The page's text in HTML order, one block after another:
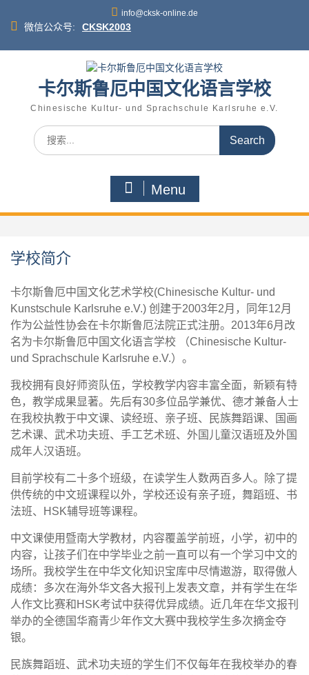
content
info@cksk-online.de
微信公众号: CKSK2003
卡尔斯鲁厄中国文化语言学校
Chinesische Kultur- und Sprachschule Karlsruhe e.V.
Search
for:
Menu
学校简介
卡尔斯鲁厄中国文化艺术学校(Chinesische Kultur- und
Kunstschule Karlsruhe e.V.) 创建于2003年2月，同年12月
作为公益性协会在卡尔斯鲁厄法院正式注册。2013年6月改
名为卡尔斯鲁厄中国文化语言学校 （Chinesische Kultur-
und Sprachschule Karlsruhe e.V.）。
我校拥有良好师资队伍，学校教学内容丰富全面，新颖有特
色，教学成果显著。先后有30多位品学兼优、德才兼备人士
在我校执教于中文课、读经班、亲子班、民族舞蹈课、国画
艺术课、武术功夫班、手工艺术班、外国儿童汉语班及外国
成年人汉语班。
目前学校有二十多个班级，在读学生人数两百多人。除了提
供传统的中文班课程以外，学校还设有亲子班，舞蹈班、书
法班、HSK辅导班等课程。
中文课使用暨南大学教材，内容覆盖学前班，小学，初中的
内容，让孩子们在中学毕业之前一直可以有一个学习中文的
场所。 我校学生在中华文化知识宝库中尽情遨游，取得傲人
成绩： 多次在海外华文各大报刊上发表文章，并有学生在华
人作文比赛和HSK考试中获得优异成绩。近几年在华文报刊
举办的全德国华裔青少年作文大赛中我校学生多次摘金夺
银。
民族舞蹈班、武术功夫班的学生们不仅每年在我校举办的春